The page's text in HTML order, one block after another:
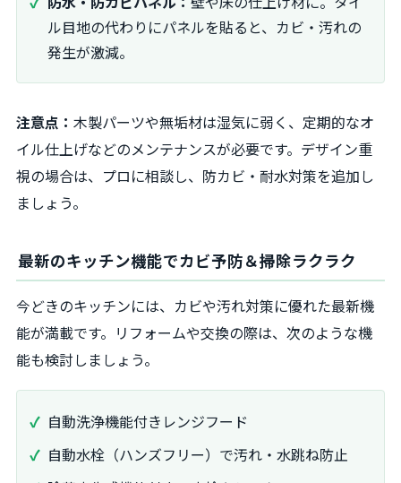
ル目地の代わりにパネルを貼ると、カビ・汚れの
発生が激減。
注意点： 木製パーツや無垢材は湿気に弱く、定期的なオ
イル仕上げなどのメンテナンスが必要です。デザイン重
視の場合は、プロに相談し、防カビ・耐水対策を追加し
ましょう。
最新のキッチン機能でカビ予防＆掃除ラクラク
今どきのキッチンには、カビや汚れ対策に優れた最新機
能が満載です。リフォームや交換の際は、次のような機
能も検討しましょう。
自動洗浄機能付きレンジフード
自動水栓（ハンズフリー）で汚れ・水跳ね防止